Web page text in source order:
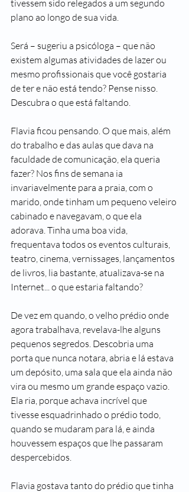
tivessem sido relegados a um segundo
plano ao longo de sua vida.
Será – sugeriu a psicóloga – que não
existem algumas atividades de lazer ou
mesmo profissionais que você gostaria
de ter e não está tendo? Pense nisso.
Descubra o que está faltando.
Flavia ficou pensando. O que mais, além
do trabalho e das aulas que dava na
faculdade de comunicação, ela queria
fazer? Nos fins de semana ia
invariavelmente para a praia, com o
marido, onde tinham um pequeno veleiro
cabinado e navegavam, o que ela
adorava. Tinha uma boa vida,
frequentava todos os eventos culturais,
teatro, cinema, vernissages, lançamentos
de livros, lia bastante, atualizava-se na
Internet... o que estaria faltando?
De vez em quando, o velho prédio onde
agora trabalhava, revelava-lhe alguns
pequenos segredos. Descobria uma
porta que nunca notara, abria e lá estava
um depósito, uma sala que ela ainda não
vira ou mesmo um grande espaço vazio.
Ela ria, porque achava incrível que
tivesse esquadrinhado o prédio todo,
quando se mudaram para lá, e ainda
houvessem espaços que lhe passaram
despercebidos.
Flavia gostava tanto do prédio que tinha